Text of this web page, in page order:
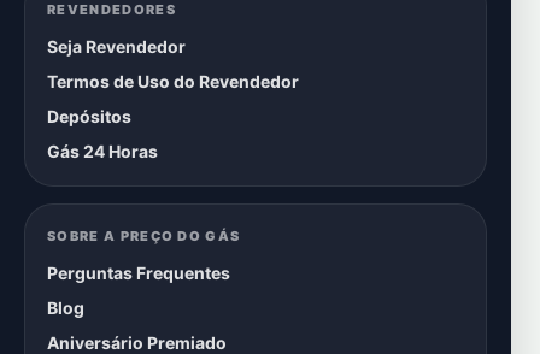
REVENDEDORES
Seja Revendedor
Termos de Uso do Revendedor
Depósitos
Gás 24 Horas
SOBRE A PREÇO DO GÁS
Perguntas Frequentes
Blog
Aniversário Premiado